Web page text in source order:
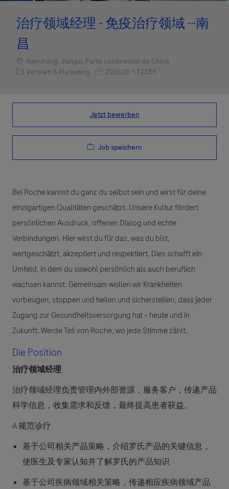
治疗领域经理 - 免疫治疗领域 --南
昌
Standort
Nanchang, Jiangxi, Parte continental de China
Kategorie
Vertrieb & Marketing Job-ID202605-112355
Jetzt bewerben
Job speichern
Bei Roche kannst du ganz du selbst sein und wirst für deine
einzigartigen Qualitäten geschätzt. Unsere Kultur fördert
persönlichen Ausdruck, offenen Dialog und echte
Verbindungen. Hier wirst du für das, was du bist,
wertgeschätzt, akzeptiert und respektiert. Dies schafft ein
Umfeld, in dem du sowohl persönlich als auch beruflich
wachsen kannst. Gemeinsam wollen wir Krankheiten
vorbeugen, stoppen und heilen und sicherstellen, dass jeder
Zugang zur Gesundheitsversorgung hat – heute und in
Zukunft. Werde Teil von Roche, wo jede Stimme zählt.
Die Position
治疗领域经理
治疗领域经理负责管理内外部资源，服务客户，传递产品
科学信息，收集需求和反馈，最终提高患者获益。
A 规范诊疗
基于公司相关产品策略，介绍罗氏产品的关键信息，
使医生及专家认知并了解罗氏的产品知识
基于公司疾病领域相关策略，传递相应疾病领域产品